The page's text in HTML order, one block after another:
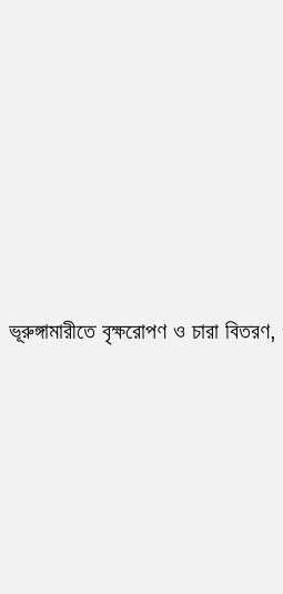
ভূরুঙ্গামারীতে বৃক্ষরোপণ ও চারা বিতরণ,